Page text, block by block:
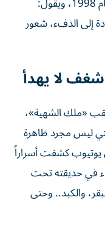
إلى الدفء، شعور
لا يهدأ
«ملك الشهية»،
ليس مجرد ظاهرة
يوتيوب كشفت أسراراً
وشواء في حديقته تحت
والكبد.. وحتى